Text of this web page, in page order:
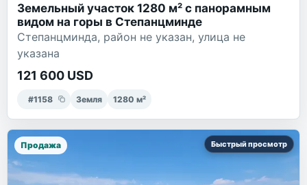
Земельный участок 1280 м² с панорамным
видом на горы в Степанцминде
Степанцминда, район не указан, улица не
указана
121 600 USD
#1158 Земля 1280 м²
Продажа Быстрый просмотр